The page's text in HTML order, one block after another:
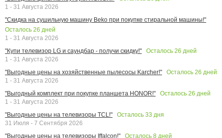
1 - 31 Августа 2026
"Скидка на сушильную машину Beko при покупке стиральной машины!"
Осталось 26 дней
1 - 31 Августа 2026
"Купи телевизор LG и саундбар - получи скидку!"
Осталось 26 дней
1 - 31 Августа 2026
"Выгодные цены на хозяйственные пылесосы Karcher!"
Осталось 26 дней
1 - 31 Августа 2026
"Выгодный комплект при покупке планшета HONOR!"
Осталось 26 дней
1 - 31 Августа 2026
"Выгодные цены на телевизоры TCL!"
Осталось 33 дня
31 Июля - 7 Сентября 2026
"Выгодные цены на телевизоры Iffalcon!"
Осталось 8 дней